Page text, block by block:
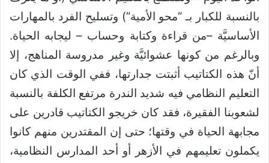
بالنسبة للكبار بـ “محو الأمية”) وتسليح الفرد بالمهارات
الأساسيَّة –من قراءة وكتابة وحساب – ليجابه الحياة.
وبالرغم من كونها عشوائيَّة وغير مدروسة المناهج، إلا
أنّ هذه الكتاتيب أثبتت جدارتها، ففي الوقت الذي كان
التعليم النظامي فيه شديد الندرة مرتفع الكلفة بالنسبة
لشعوبنا الفقيرة، فقد كان خريجو الكتاتيب قادرين على
مجابهة الحياة في وقتها؛ حتى إن المقتدرين منهم كانوا
يكملون تعليمهم في الأزهر أو أحد المدارس النظامية،